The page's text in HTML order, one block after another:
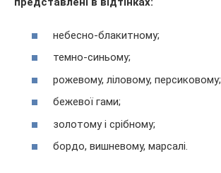
небесно-блакитному;
темно-синьому;
рожевому, ліловому, персиковому;
бежевої гами;
золотому і срібному;
бордо, вишневому, марсалі.